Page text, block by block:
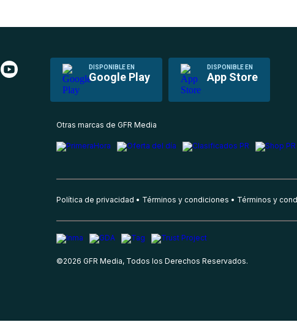
DISPONIBLE EN
Google Play
DISPONIBLE EN
App Store
Otras marcas de GFR Media
Política de privacidad Términos y condiciones Términos y
©2026 GFR Media, Todos los Derechos Reservados.